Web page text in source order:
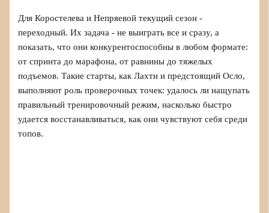
Для Коростелева и Непряевой текущий сезон -
переходный. Их задача - не выиграть все и сразу, а
показать, что они конкурентоспособны в любом формате:
от спринта до марафона, от равнины до тяжелых
подъемов. Такие старты, как Лахти и предстоящий Осло,
выполняют роль проверочных точек: удалось ли нащупать
правильный тренировочный режим, насколько быстро
удается восстанавливаться, как они чувствуют себя среди
топов.